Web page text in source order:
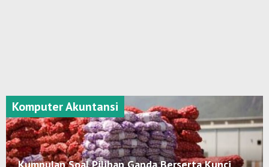
Komputer Akuntansi